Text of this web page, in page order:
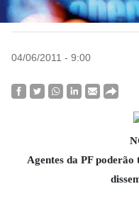
04/06/2011 - 9:00
Agentes da PF